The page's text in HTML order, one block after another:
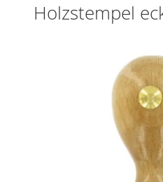
Holzstempel